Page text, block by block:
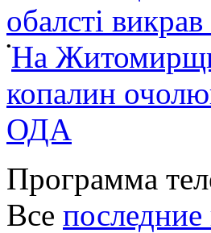
обалсті
•На
копалин
ОДА
Программа
Все